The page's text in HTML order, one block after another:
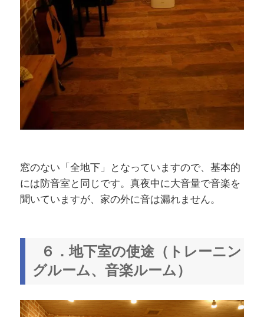
窓のない「全地下」となっていますので、基本的
には防音室と同じです。真夜中に大音量で音楽を
聞いていますが、家の外に音は漏れません。
６．地下室の使途（トレーニン
グルーム、音楽ルーム）